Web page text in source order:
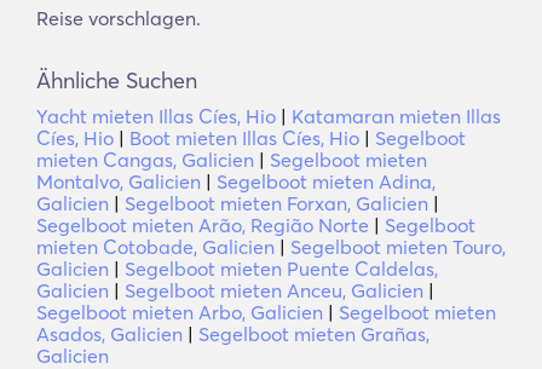
Reise vorschlagen.
Ähnliche Suchen
Yacht mieten Illas Cíes, Hio | Katamaran mieten Illas
Cíes, Hio | Boot mieten Illas Cíes, Hio | Segelboot
mieten Cangas, Galicien | Segelboot mieten
Montalvo, Galicien | Segelboot mieten Adina,
Galicien | Segelboot mieten Forxan, Galicien |
Segelboot mieten Arão, Região Norte | Segelboot
mieten Cotobade, Galicien | Segelboot mieten Touro,
Galicien | Segelboot mieten Puente Caldelas,
Galicien | Segelboot mieten Anceu, Galicien |
Segelboot mieten Arbo, Galicien | Segelboot mieten
Asados, Galicien | Segelboot mieten Grañas,
Galicien